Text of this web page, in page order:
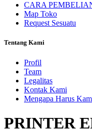
CARA
Map Toko
Request Sesuatu
Tentang Kami
Profil
Team
Legalitas
Kontak Kami
Mengapa Harus
PRINTER